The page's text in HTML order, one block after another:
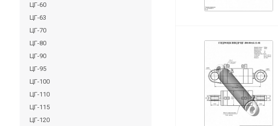
ЦГ-60
ЦГ-63
ЦГ-70
ЦГ-80
ЦГ-90
ЦГ-95
ЦГ-100
ЦГ-110
ЦГ-115
ЦГ-120